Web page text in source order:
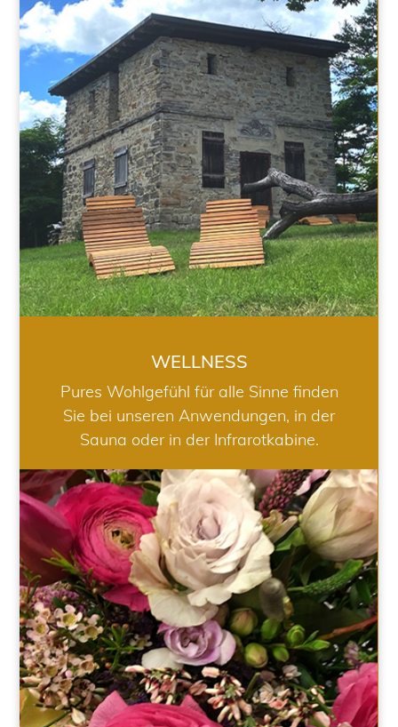
WELLNESS
WELLNESS
Pures Wohlgefühl für alle Sinne finden
Sie bei unseren Anwendungen, in der
Sauna oder in der Infrarotkabine.
HOCHZEIT